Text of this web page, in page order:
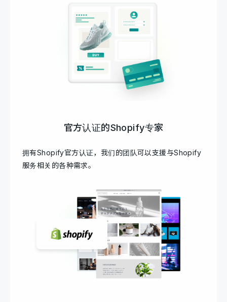
官方认证的Shopify专家
拥有Shopify官方认证，我们的团队可以支援与Shopify
服务相关的各种需求。